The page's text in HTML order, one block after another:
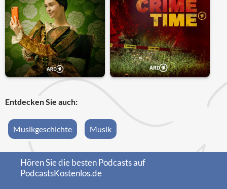
Entdecken Sie auch:
Musikgeschichte Musik
Hören Sie die besten Podcasts auf
PodcastsKostenlos.de